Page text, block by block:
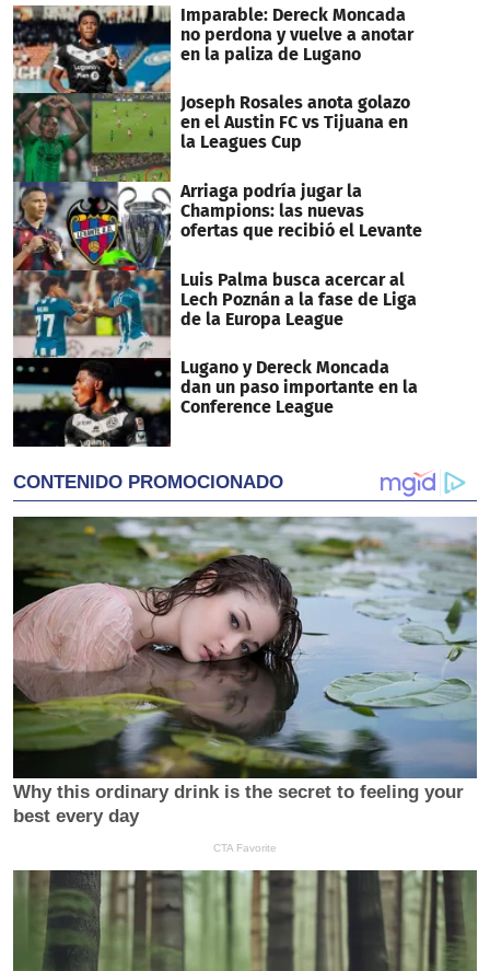
42
seconds
Imparable: Dereck Moncada
no perdona y vuelve a anotar
en la paliza de Lugano
Joseph Rosales anota golazo
en el Austin FC vs Tijuana en
la Leagues Cup
Arriaga podría jugar la
Champions: las nuevas
ofertas que recibió el Levante
Luis Palma busca acercar al
Lech Poznán a la fase de Liga
de la Europa League
Lugano y Dereck Moncada
dan un paso importante en la
Conference League